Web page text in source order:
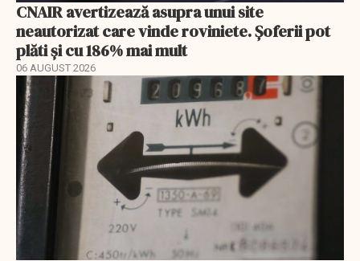
CNAIR avertizează asupra unui site
neautorizat care vinde roviniete. Șoferii pot
plăti și cu 186% mai mult
06 AUGUST 2026